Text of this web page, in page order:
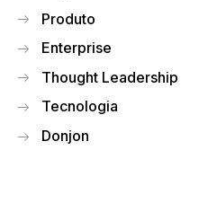
Produto
Enterprise
Thought Leadership
Tecnologia
Donjon